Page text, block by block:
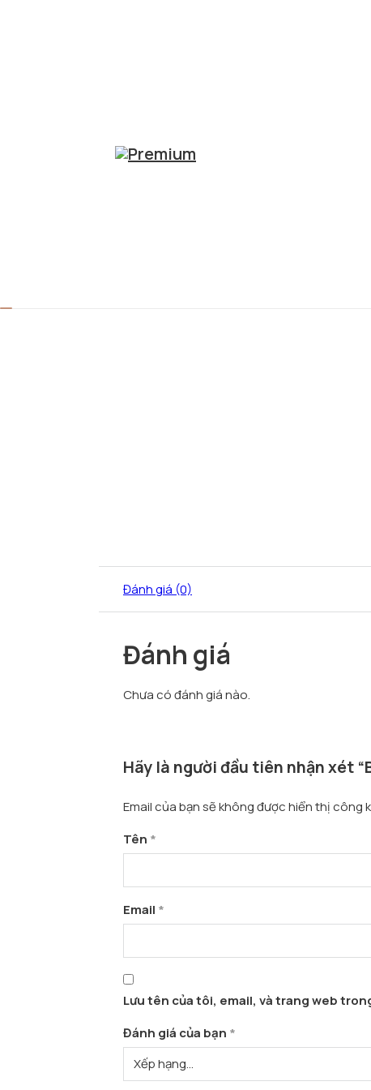
Đánh giá (0)
Đánh giá
Chưa có đánh giá nào.
Hãy là người đầu tiên nhận xét
Email của bạn sẽ không được hiển thị công
Tên *
Email *
Lưu tên của tôi, email, và trang web
Đánh giá của bạn *